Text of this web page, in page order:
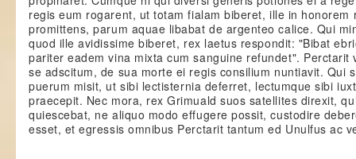
regis eum rogarent, ut totam fialam biberet, ille in honorem
promittens, parum aquae libabat de argenteo calice. Qui
quod ille avidissime biberet, rex laetus respondit: "Bibat
pariter eadem vina mixta cum sanguine refundet". Perctarit
se adscitum, de sua morte ei regis consilium nuntiavit. Qui
puerum misit, ut sibi lectisternia deferret, lectumque sibi
praecepit. Nec mora, rex Grimuald suos satellites direxit,
quiescebat, ne aliquo modo effugere possit, custodire
esset, et egressis omnibus Perctarit tantum ed Unulfus ac